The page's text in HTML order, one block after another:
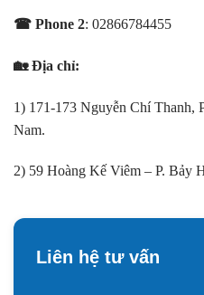
☎ Phone 2: 02866784455
🏡 Địa chỉ:
1) 171-173 Nguyễn Chí
Nam.
2) 59 Hoàng Kế Viêm – P. Bảy
Liên hệ tư vấn